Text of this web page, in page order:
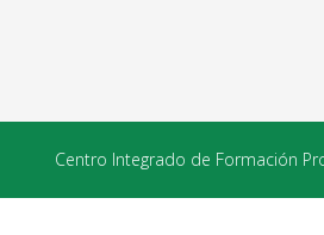
Centro Integrado de Formación